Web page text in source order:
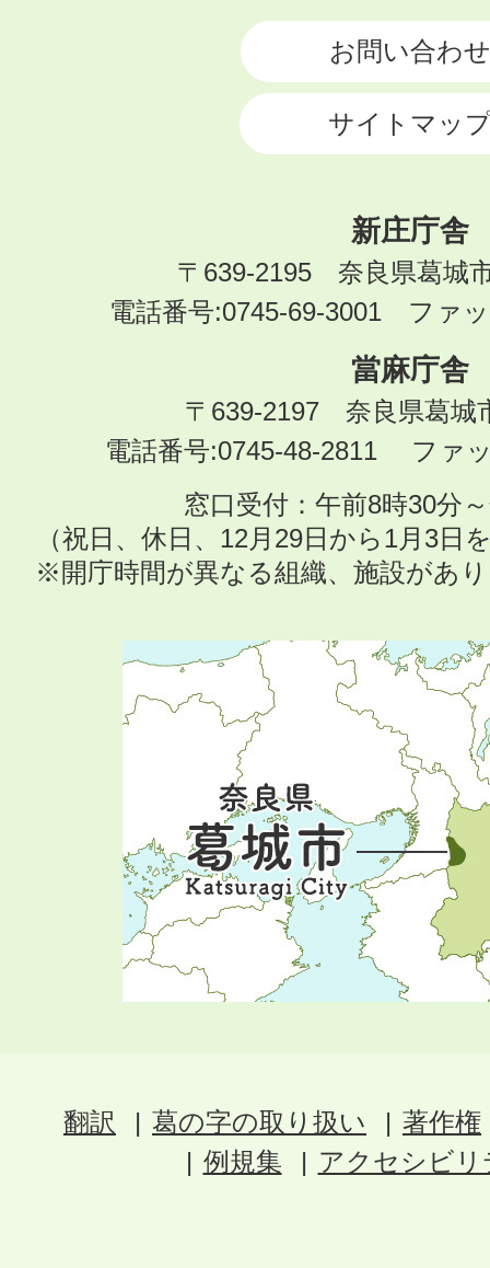
お問い合わせ
サイトマッ
新庄庁舎
〒639-2195 奈良県葛城
電話番号:0745-69-3001 ファ
當麻庁舎
〒639-2197 奈良県葛城
電話番号:0745-48-2811 ファ
窓口受付：午前8時30分
（祝日、休日、12月29日から1月3日
※開庁時間が異なる組織、施設があ
翻訳 葛の字の取り扱い
著作権
例規集
アクセシビ